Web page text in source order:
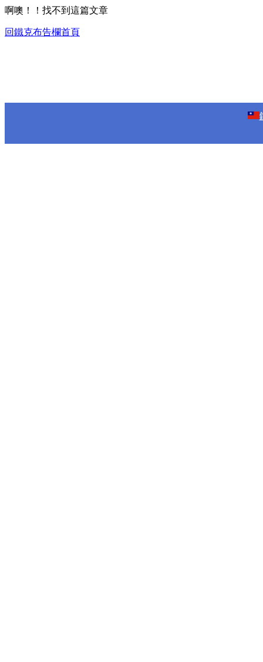
啊噢！！找不到這篇文章
回鐵克布告欄首頁